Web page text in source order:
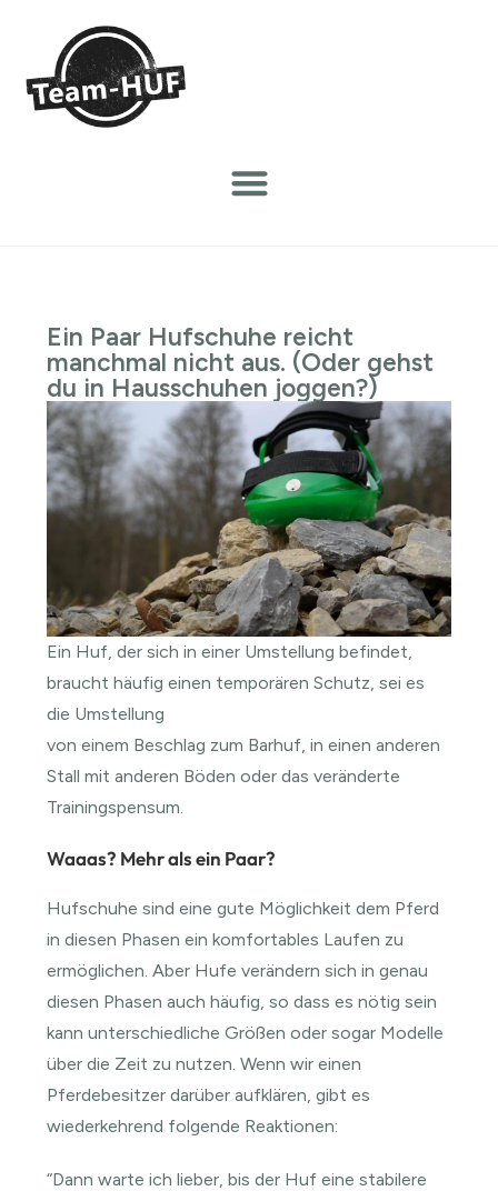
Ein Paar Hufschuhe reicht
manchmal nicht aus. (Oder gehst
du in Hausschuhen joggen?)
Ein Huf, der sich in einer Umstellung befindet,
braucht häufig einen temporären Schutz, sei es
die Umstellung
von einem Beschlag zum Barhuf, in einen anderen
Stall mit anderen Böden oder das veränderte
Trainingspensum.
Waaas? Mehr als ein Paar?
Hufschuhe sind eine gute Möglichkeit dem Pferd
in diesen Phasen ein komfortables Laufen zu
ermöglichen. Aber Hufe verändern sich in genau
diesen Phasen auch häufig, so dass es nötig sein
kann unterschiedliche Größen oder sogar Modelle
über die Zeit zu nutzen. Wenn wir einen
Pferdebesitzer darüber aufklären, gibt es
wiederkehrend folgende Reaktionen:
“Dann warte ich lieber, bis der Huf eine stabilere